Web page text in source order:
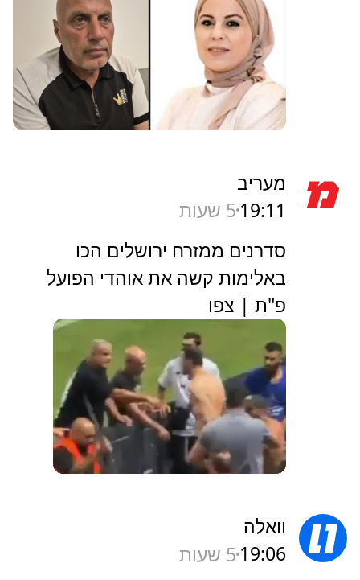
מעריב
19:11 5 שעות
סדרנים ממזרח ירושלים הכו
באלימות קשה את אוהדי הפועל
פ"ת | צפו
וואלה
19:06 5 שעות